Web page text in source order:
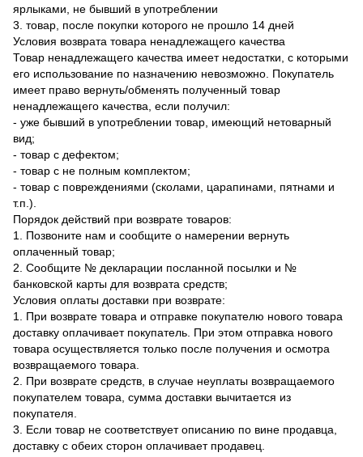
ярлыками, не бывший в употреблении
3. товар, после покупки которого не прошло 14 дней
Условия возврата товара ненадлежащего качества
Товар ненадлежащего качества имеет недостатки, с которыми
его использование по назначению невозможно. Покупатель
имеет право вернуть/обменять полученный товар
ненадлежащего качества, если получил:
- уже бывший в употреблении товар, имеющий нетоварный
вид;
- товар с дефектом;
- товар с не полным комплектом;
- товар с повреждениями (сколами, царапинами, пятнами и
т.п.).
Порядок действий при возврате товаров:
1. Позвоните нам и сообщите о намерении вернуть
оплаченный товар;
2. Сообщите № декларации посланной посылки и №
банковской карты для возврата средств;
Условия оплаты доставки при возврате:
1. При возврате товара и отправке покупателю нового товара
доставку оплачивает покупатель. При этом отправка нового
товара осуществляется только после получения и осмотра
возвращаемого товара.
2. При возврате средств, в случае неуплаты возвращаемого
покупателем товара, сумма доставки вычитается из
покупателя.
3. Если товар не соответствует описанию по вине продавца,
доставку с обеих сторон оплачивает продавец.